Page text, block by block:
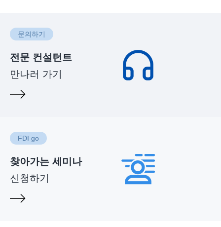
문의하기
전문 컨설턴트
만나러 가기
FDI go
찾아가는 세미나
신청하기